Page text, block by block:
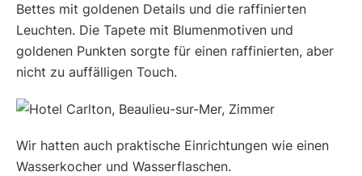
Bettes mit goldenen Details und die raffinierten
Leuchten. Die Tapete mit Blumenmotiven und
goldenen Punkten sorgte für einen raffinierten, aber
nicht zu auffälligen Touch.
Wir hatten auch praktische Einrichtungen wie einen
Wasserkocher und Wasserflaschen.